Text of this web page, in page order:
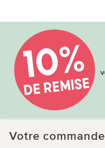
Votre commande